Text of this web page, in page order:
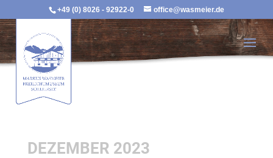
+49 (0) 8026 - 92922-0 office@wasmeier.de
DEZEMBER 2023